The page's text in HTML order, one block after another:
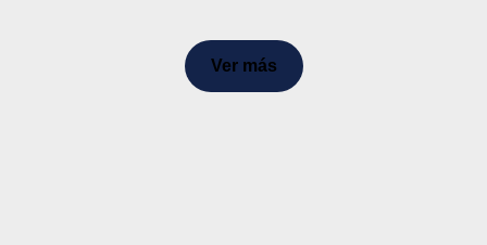
Ver más